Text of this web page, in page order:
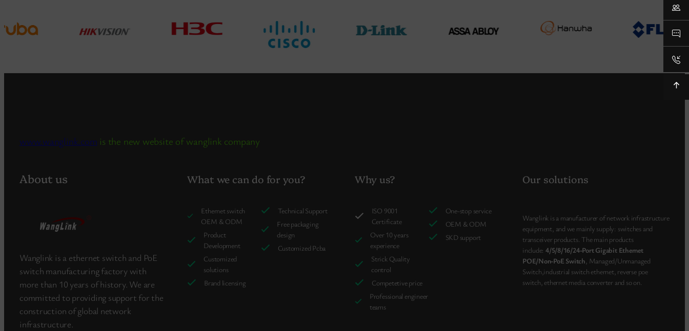
www.wanglink.com is the new website of wanglink company
About us
Wanglink is a ethernet switch and PoE
switch manufacturing factory with
more than 10 years of history. We are
committed to providing support for the
construction of global network
infrastructure.
What we can do for you?
Ethernet switch
OEM & ODM
Product
Development
Customized
solutions
Brand licensing
Technical Support
Free packaging
design
Customized Pcba
Why us?
ISO 9001
Certificate
Over 10 years
experience
Strick Quality
control
Competetive price
Professional engineer
teams
One-stop service
OEM & ODM
SKD support
Our solutions
Wanglink is a manufacturer of network infrastructure
equipment, and we mainly supply: switches and
transceiver products. The main products
include: 4/5/8/16/24-Port Gigabit Ethernet
POE/Non-PoE Switch, Managed/Unmanaged
Switch,industrial switch ethernet, reverse poe
switch, ethernet media converter and so on.